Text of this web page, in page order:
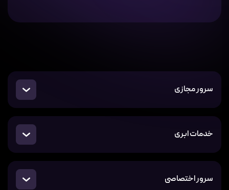
سرور مجازی
خدمات ابری
سرور اختصاصی